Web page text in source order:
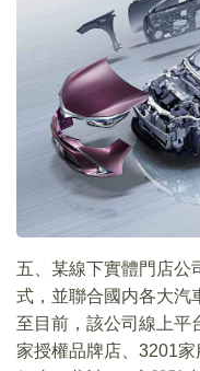
五、某線下實體門店公
式，並聯合國内各大汽
至目前，該公司線上平
家授權品牌店、3201